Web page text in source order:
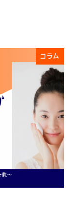
コラム